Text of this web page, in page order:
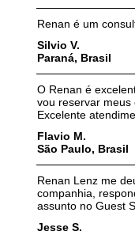
Renan é um
Silvio V.
Paraná, Brasil
O Renan é
vou reservar meus
Excelente
Flavio M.
São Paulo, Brasil
Renan Lenz me
companhia,
assunto no Guest
Jesse S.